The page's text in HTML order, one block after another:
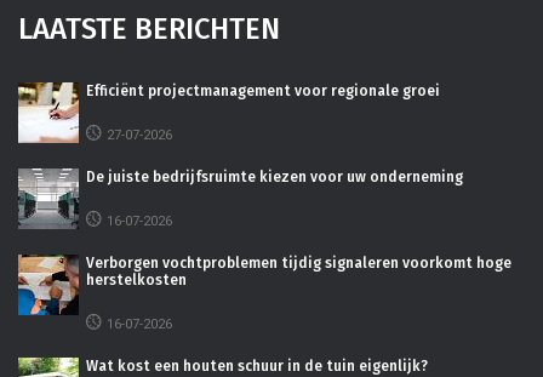
LAATSTE BERICHTEN
Efficiënt projectmanagement voor regionale groei
27-07-2026
De juiste bedrijfsruimte kiezen voor uw onderneming
16-07-2026
Verborgen vochtproblemen tijdig signaleren voorkomt hoge
herstelkosten
16-07-2026
Wat kost een houten schuur in de tuin eigenlijk?